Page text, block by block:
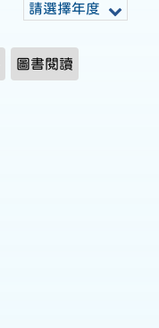
請選擇年度
圖書閱讀